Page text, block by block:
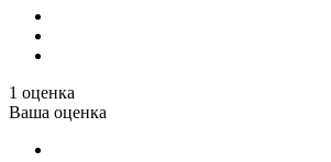
1 оценка
Ваша оценка